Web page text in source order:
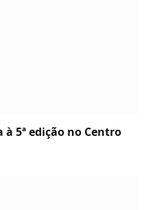
à 5ª edição no Centro